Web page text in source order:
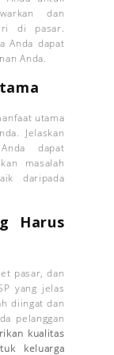
dan
di pasar.
Anda dapat
Anda.
utama
Jelaskan
dapat
masalah
daripada
Harus
pasar, dan
yang jelas
diingat dan
pelanggan
kualitas
keluarga